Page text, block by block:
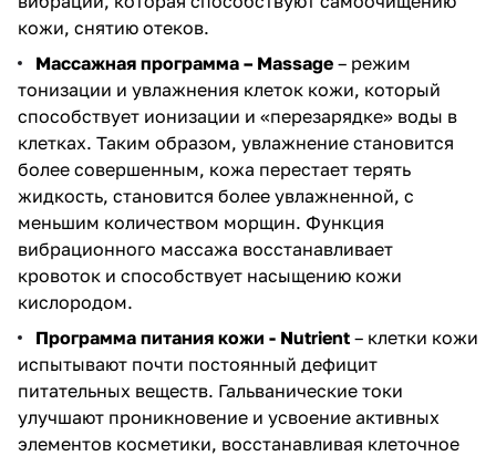
кожи, снятию отеков.
Массажная программа – Massage – режим
тонизации и увлажнения клеток кожи, который
способствует ионизации и «перезарядке» воды в
клетках. Таким образом, увлажнение становится
более совершенным, кожа перестает терять
жидкость, становится более увлажненной, с
меньшим количеством морщин. Функция
вибрационного массажа восстанавливает
кровоток и способствует насыщению кожи
кислородом.
Программа питания кожи - Nutrient – клетки кожи
испытывают почти постоянный дефицит
питательных веществ. Гальванические токи
улучшают проникновение и усвоение активных
элементов косметики, восстанавливая клеточное